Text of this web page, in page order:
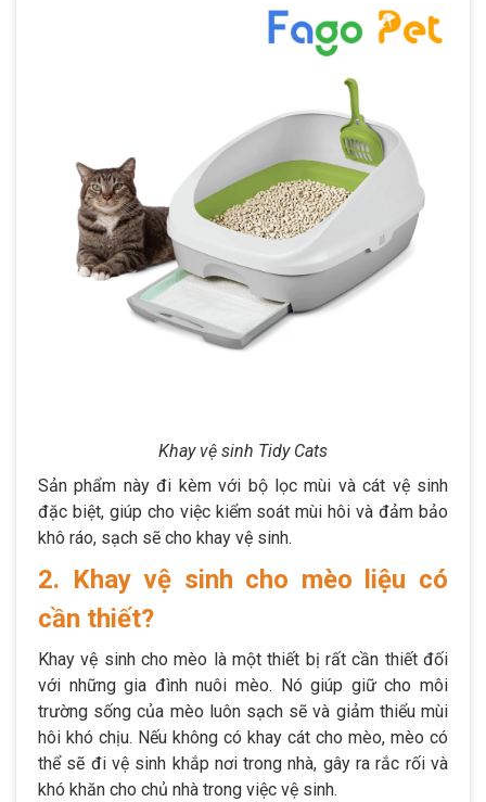
Khay vệ sinh Tidy Cats
Sản phẩm này đi kèm với bộ lọc mùi và cát vệ sinh
đặc biệt, giúp cho việc kiểm soát mùi hôi và đảm bảo
khô ráo, sạch sẽ cho khay vệ sinh.
2. Khay vệ sinh cho mèo liệu có
cần thiết?
Khay vệ sinh cho mèo là một thiết bị rất cần thiết đối
với những gia đình nuôi mèo. Nó giúp giữ cho môi
trường sống của mèo luôn sạch sẽ và giảm thiểu mùi
hôi khó chịu. Nếu không có khay cát cho mèo, mèo có
thể sẽ đi vệ sinh khắp nơi trong nhà, gây ra rắc rối và
khó khăn cho chủ nhà trong việc vệ sinh.